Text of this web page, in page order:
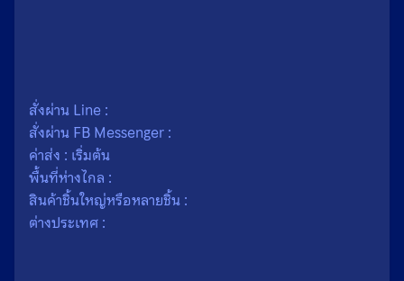
สั่งผ่าน Line :
สั่งผ่าน FB Messenger :
ค่าส่ง : เริ่มต้น
พื้นที่ห่างไกล :
สินค้าชิ้นใหญ่หรือหลายชิ้น :
ต่างประเทศ :